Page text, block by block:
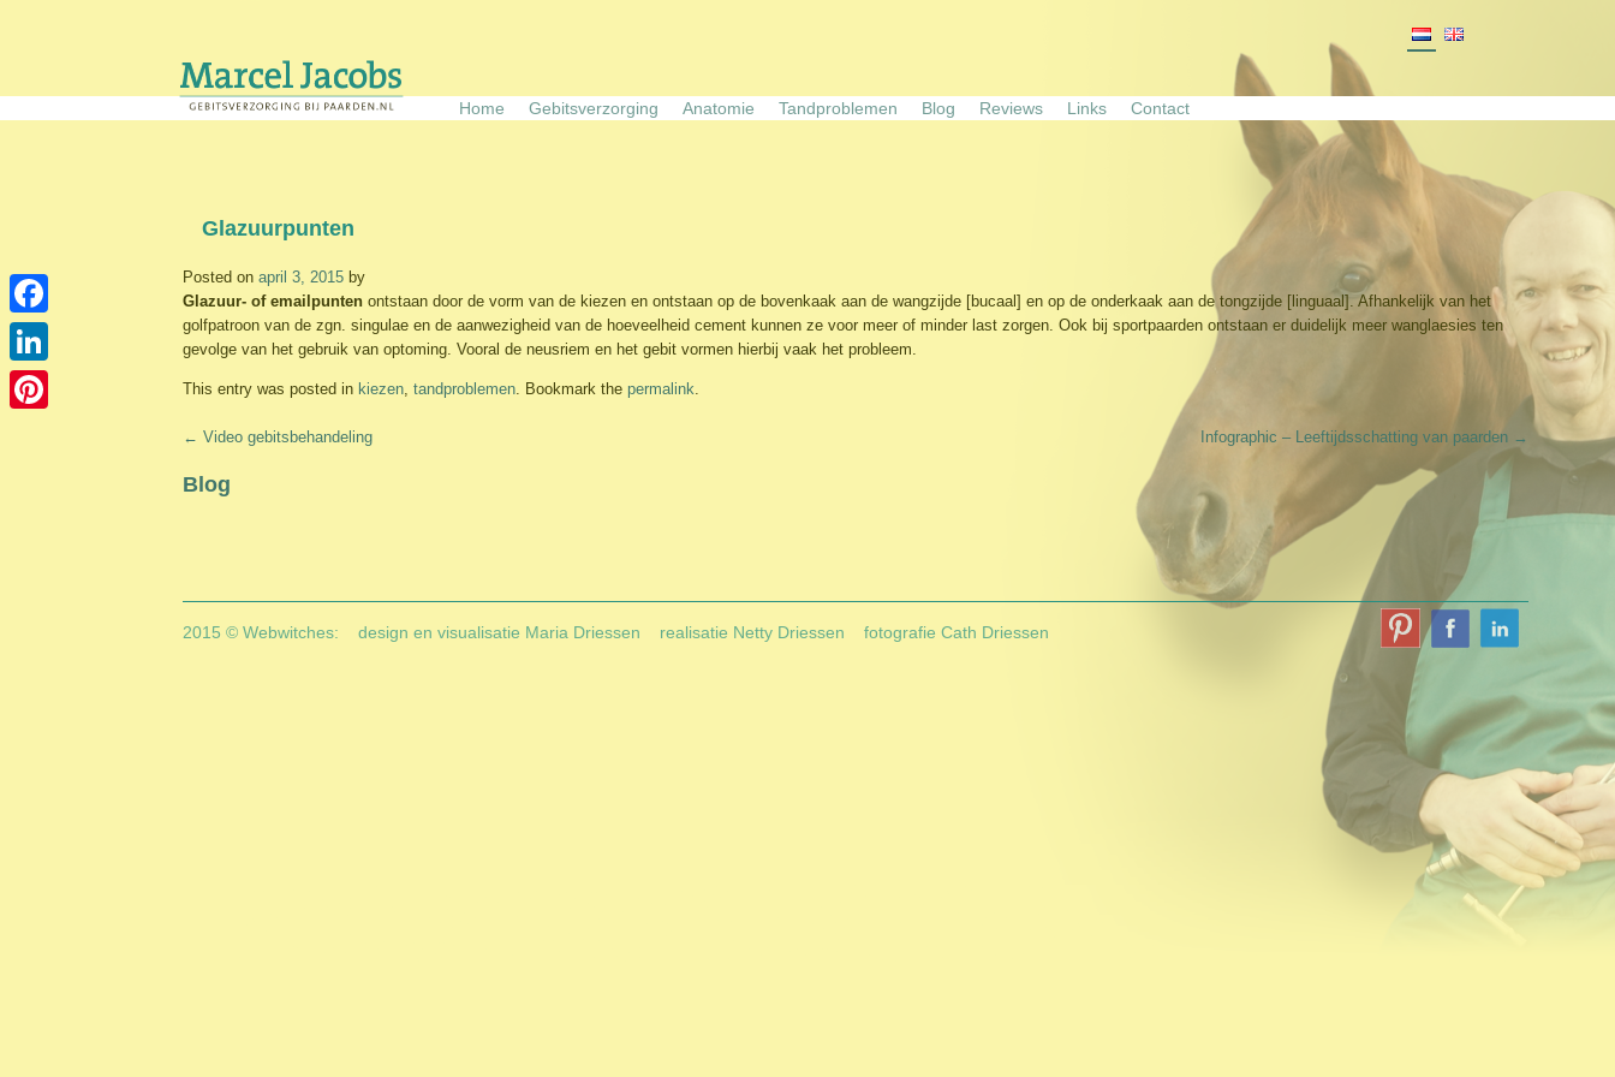
Skip
to
content
Home Gebitsverzorging Anatomie Tandproblemen Blog Reviews Links Contact
Glazuurpunten
Posted on april 3, 2015 by
Glazuur- of emailpunten ontstaan door de vorm van de kiezen en ontstaan op de bovenkaak aan de wangzijde [bucaal] en op de onderkaak aan de tongzijde [linguaal]. Afhankelijk van het
golfpatroon van de zgn. singulae en de aanwezigheid van de hoeveelheid cement kunnen ze voor meer of minder last zorgen. Ook bij sportpaarden ontstaan er duidelijk meer wanglaesies ten
gevolge van het gebruik van optoming. Vooral de neusriem en het gebit vormen hierbij vaak het probleem.
This entry was posted in kiezen, tandproblemen. Bookmark the permalink.
Post
← Video gebitsbehandeling Infographic – Leeftijdsschatting van paarden →
Blog
2015 © Webwitches: design en visualisatie Maria Driessen realisatie Netty Driessen fotografie Cath Driessen
Facebook
LinkedIn